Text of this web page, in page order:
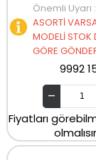
Önemli Uyarı :
ASORTİ
MODELİ STOK
GÖRE
9992
Fiyatları